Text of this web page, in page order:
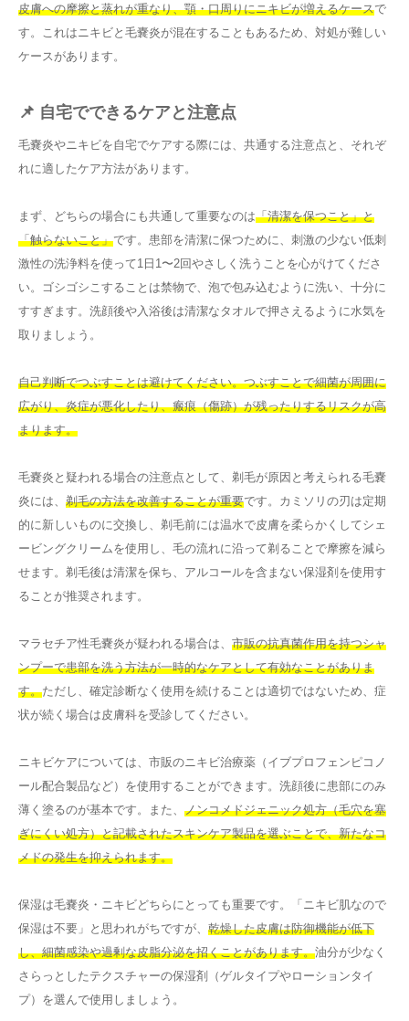
皮膚への摩擦と蒸れが重なり、顎・口周りにニキビが増えるケースで
す。これはニキビと毛嚢炎が混在することもあるため、対処が難しい
ケースがあります。
📌 自宅でできるケアと注意点
毛嚢炎やニキビを自宅でケアする際には、共通する注意点と、それぞ
れに適したケア方法があります。
まず、どちらの場合にも共通して重要なのは「清潔を保つこと」と
「触らないこと」です。患部を清潔に保つために、刺激の少ない低刺
激性の洗浄料を使って1日1〜2回やさしく洗うことを心がけてくださ
い。ゴシゴシこすることは禁物で、泡で包み込むように洗い、十分に
すすぎます。洗顔後や入浴後は清潔なタオルで押さえるように水気を
取りましょう。
自己判断でつぶすことは避けてください。つぶすことで細菌が周囲に
広がり、炎症が悪化したり、瘢痕（傷跡）が残ったりするリスクが高
まります。
毛嚢炎と疑われる場合の注意点として、剃毛が原因と考えられる毛嚢
炎には、 剃毛の方法を改善することが重要です。カミソリの刃は定期
的に新しいものに交換し、剃毛前には温水で皮膚を柔らかくしてシェ
ービングクリームを使用し、毛の流れに沿って剃ることで摩擦を減ら
せます。剃毛後は清潔を保ち、アルコールを含まない保湿剤を使用す
ることが推奨されます。
マラセチア性毛嚢炎が疑われる場合は、 市販の抗真菌作用を持つシャ
ンプーで患部を洗う方法が一時的なケアとして有効なことがありま
す。ただし、確定診断なく使用を続けることは適切ではないため、症
状が続く場合は皮膚科を受診してください。
ニキビケアについては、市販のニキビ治療薬（イブプロフェンピコノ
ール配合製品など）を使用することができます。洗顔後に患部にのみ
薄く塗るのが基本です。また、 ノンコメドジェニック処方（毛穴を塞
ぎにくい処方）と記載されたスキンケア製品を選ぶことで、新たなコ
メドの発生を抑えられます。
保湿は毛嚢炎・ニキビどちらにとっても重要です。「ニキビ肌なので
保湿は不要」と思われがちですが、 乾燥した皮膚は防御機能が低下
し、細菌感染や過剰な皮脂分泌を招くことがあります。油分が少なく
さらっとしたテクスチャーの保湿剤（ゲルタイプやローションタイ
プ）を選んで使用しましょう。